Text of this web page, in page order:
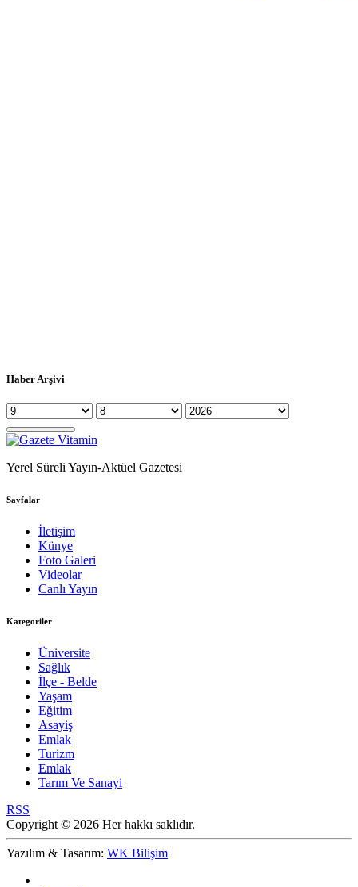
Haber Arşivi
Yerel Süreli Yayın-Aktüel Gazetesi
Sayfalar
İletişim
Künye
Foto Galeri
Videolar
Canlı Yayın
Kategoriler
Üniversite
Sağlık
İlçe - Belde
Yaşam
Eğitim
Asayiş
Emlak
Turizm
Emlak
Tarım Ve Sanayi
RSS
Copyright © 2026 Her hakkı saklıdır.
Yazılım & Tasarım: WK Bilişim